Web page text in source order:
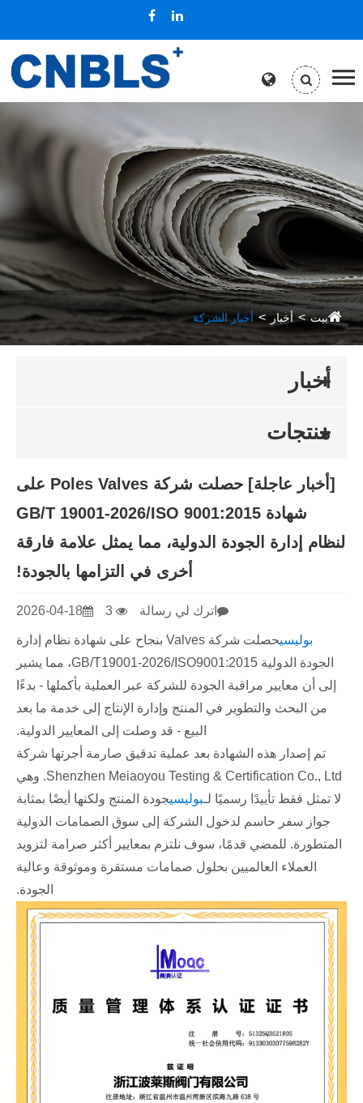
بيت أخبار أخبار الشركة
أخبار
منتجات
[أخبار عاجلة] حصلت شركة Poles Valves على
شهادة GB/T 19001-2026/ISO 9001:2015
لنظام إدارة الجودة الدولية، مما يمثل علامة فارقة
أخرى في التزامها بالجودة!
2026-04-18 اترك لي رسالة
بوليسي
حصلت شركة Valves بنجاح على شهادة نظام إدارة
الجودة الدولية GB/T19001-2026/ISO9001:2015، مما يشير
إلى أن معايير مراقبة الجودة للشركة عبر العملية بأكملها - بدءًا
من البحث والتطوير في المنتج وإدارة الإنتاج إلى خدمة ما بعد
البيع - قد وصلت إلى المعايير الدولية.
تم إصدار هذه الشهادة بعد عملية تدقيق صارمة أجرتها شركة
Shenzhen Meiaoyou Testing & Certification Co., Ltd. وهي
لا تمثل فقط تأييدًا رسميًا لـبوليسيجودة المنتج ولكنها أيضًا بمثابة
جواز سفر حاسم لدخول الشركة إلى سوق الصمامات الدولية
المتطورة. للمضي قدمًا، سوف نلتزم بمعايير أكثر صرامة لتزويد
العملاء العالميين بحلول صمامات مستقرة وموثوقة وعالية
الجودة.